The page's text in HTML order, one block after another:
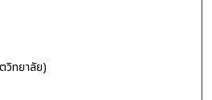
ทยาลัย)